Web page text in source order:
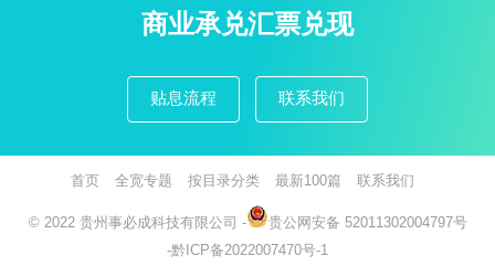
商业承兑汇票兑现
贴息流程 联系我们
首页 全宽专题 按目录分类 最新100篇 联系我们
© 2022 贵州事必成科技有限公司 -
贵公网安备 52011302004797号
-黔ICP备2022007470号-1